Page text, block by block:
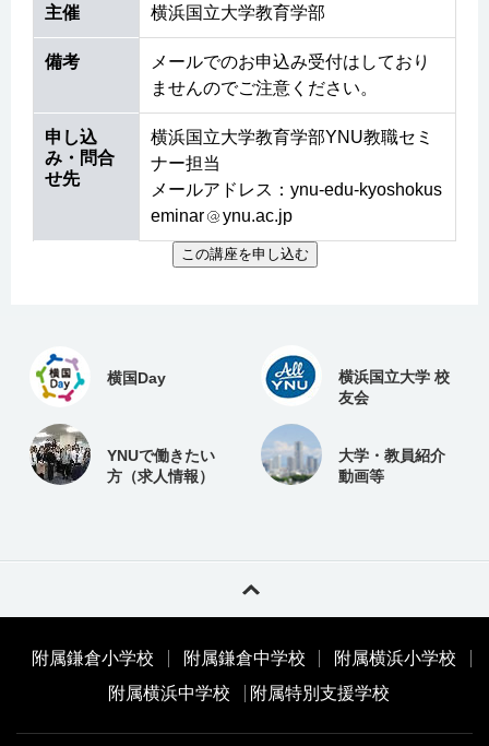
主催 横浜国立大学教育学部
備考
メールでのお申込み受付はしており
ませんのでご注意ください。
申し込
み・問合
せ先
横浜国立大学教育学部YNU教職セミ
ナー担当
メールアドレス：ynu-edu-kyoshokus
eminar
ynu.ac.jp
横国Day
横浜国立大学 校
友会
YNUで働きたい
方（求人情報）
大学・教員紹介
動画等
附属鎌倉小学校 附属鎌倉中学校
附属横浜小学校
附属横浜中学校
附属特別支援学校